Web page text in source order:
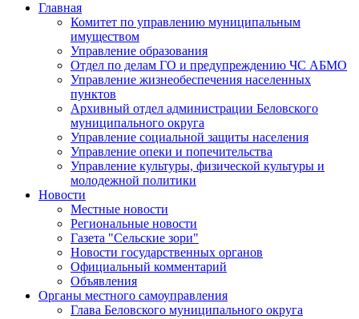
Главная
Комитет по управлению муниципальным
имуществом
Управление образования
Отдел по делам ГО и предупреждению ЧС АБМО
Управление жизнеобеспечения населенных
пунктов
Архивный отдел администрации Беловского
муниципального округа
Управление социальной защиты населения
Управление опеки и попечительства
Управление культуры, физической культуры и
молодежной политики
Новости
Местные новости
Региональные новости
Газета "Сельские зори"
Новости государственных органов
Официальный комментарий
Объявления
Органы местного самоуправления
Глава Беловского муниципального округа